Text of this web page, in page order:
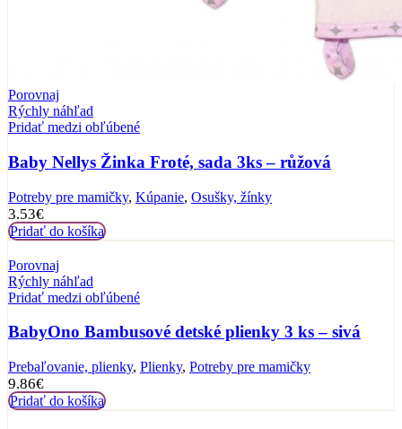
Porovnaj
Rýchly náhľad
Pridať medzi obľúbené
Baby Nellys Žinka Froté, sada 3ks – růžová
Potreby pre mamičky, Kúpanie, Osušky, žínky
3.53€
Pridať do košíka
Porovnaj
Rýchly náhľad
Pridať medzi obľúbené
BabyOno Bambusové detské plienky 3 ks – sivá
Prebaľovanie, plienky, Plienky, Potreby pre mamičky
9.86€
Pridať do košíka